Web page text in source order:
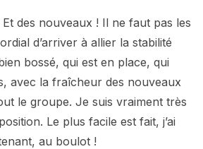
Et des nouveaux ! Il ne faut pas les
d’arriver à allier la stabilité
bossé, qui est en place, qui
avec la fraîcheur des nouveaux
le groupe. Je suis vraiment très
Le plus facile est fait, j’ai
au boulot !